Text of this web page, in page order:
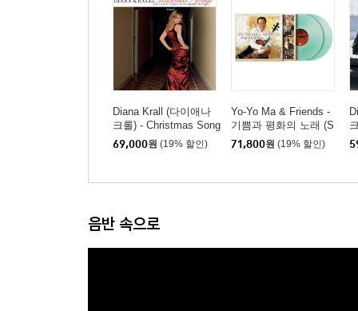
Diana Krall (다이애나
크롤) - Christmas Song
s [레드 앤 그린 스플릿
컬러 LP]
69,000원 (19% 할인)
Yo-Yo Ma & Friends -
기쁨과 평화의 노래 (S
ongs Of Joy & Peace)
[그린 컬러 2LP]
71,800원 (19% 할인)
음반 속으로